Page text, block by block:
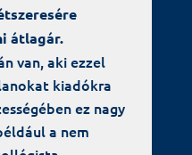
átlagár.
van, aki ezzel
kiadókra
ez nagy
a nem